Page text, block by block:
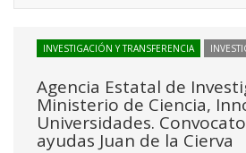
INVESTIGACIÓN Y TRANSFERENCIA
Agencia Estatal de
Ministerio de Ciencia,
Universidades.
ayudas Juan de la Cierva